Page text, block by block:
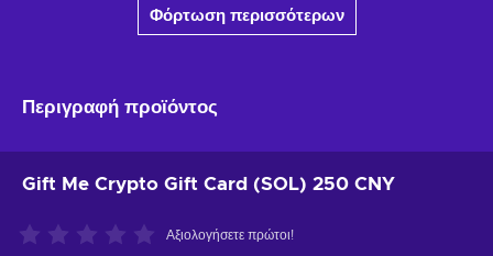
Φόρτωση περισσότερων
Περιγραφή προϊόντος
Gift Me Crypto Gift Card (SOL) 250 CNY
Αξιολογήσετε πρώτοι!